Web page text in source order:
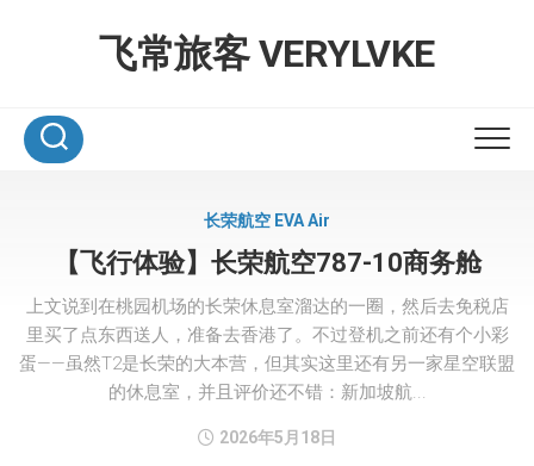
飞常旅客 VERYLVKE
长荣航空 EVA Air
【飞行体验】长荣航空787-10商务舱
上文说到在桃园机场的长荣休息室溜达的一圈，然后去免税店
里买了点东西送人，准备去香港了。不过登机之前还有个小彩
蛋——虽然T2是长荣的大本营，但其实这里还有另一家星空联盟
的休息室，并且评价还不错：新加坡航...
2026年5月18日